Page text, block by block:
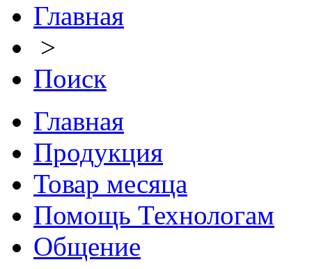
Главная
>
Поиск
Главная
Продукция
Товар месяца
Помощь Технологам
Общение